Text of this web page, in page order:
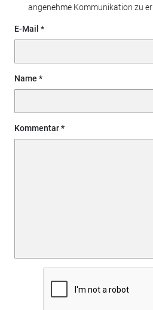
angenehme Kommunikation zu
E-Mail
Name
Kommentar